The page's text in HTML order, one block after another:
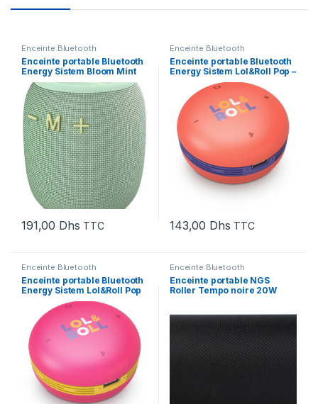
Enceinte Bluetooth
Enceinte portable Bluetooth
Energy Sistem Bloom Mint
(458776)
191,00 Dhs TTC
Enceinte Bluetooth
Enceinte portable Bluetooth
Energy Sistem Lol&Roll Pop –
Orange (454983)
143,00 Dhs TTC
Enceinte Bluetooth
Enceinte portable Bluetooth
Energy Sistem Lol&Roll Pop
Kids – Rose (454976)
Enceinte Bluetooth
Enceinte portable NGS
Roller Tempo noire 20W